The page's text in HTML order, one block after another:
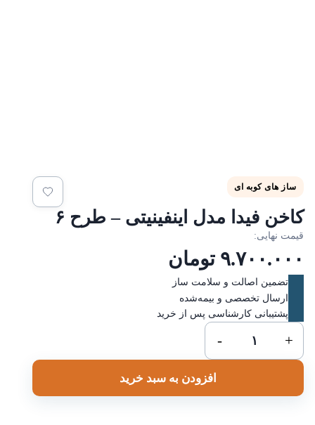
ساز های کوبه ای
فیدا مدل اینفینیتی – طرح ۶
نهایی:
تومان
تضمین اصالت و سلامت ساز
ارسال تخصصی و بیمه‌شده
پشتیبانی کارشناسی پس از خرید
فیدا
افزودن به سبد خرید